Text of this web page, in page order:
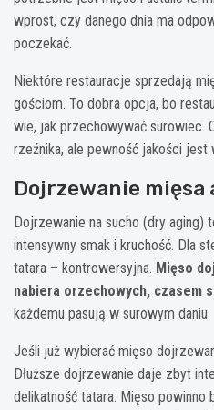
wprost, czy danego dnia ma
poczekać.
Niektóre restauracje sprzedają
gościom. To dobra opcja, bo
wie, jak przechowywać surowiec.
rzeźnika, ale pewność jakości jest
Dojrzewanie mięsa
Dojrzewanie na sucho (dry aging)
intensywny smak i kruchość. Dla
tatara – kontrowersyjna. Mięso
nabiera orzechowych, czasem
każdemu pasują w surowym daniu.
Jeśli już wybierać mięso
Dłuższe dojrzewanie daje zbyt
delikatność tatara. Mięso powinno